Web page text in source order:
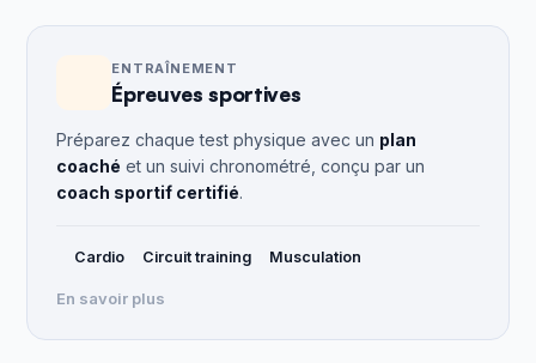
ENTRAÎNEMENT
Épreuves sportives
Préparez chaque test physique avec un plan
coaché et un suivi chronométré, conçu par un
coach sportif certifié.
Cardio Circuit training Musculation
En savoir plus